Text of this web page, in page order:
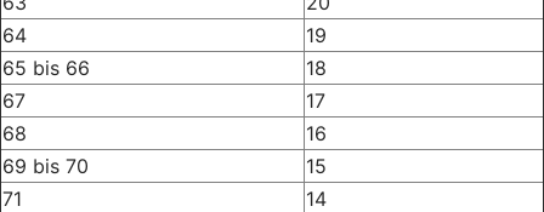
64
19
65 bis 66
18
67
17
68
16
69 bis 70
15
71
14